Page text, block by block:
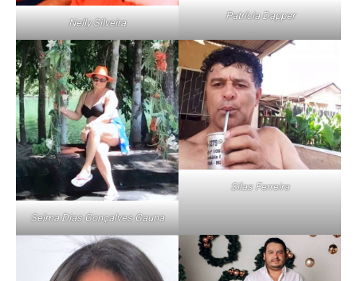
Nelly Silveira
Patrícia Dapper
Selma Dias Gonçalves Gauna
Silas Ferreira